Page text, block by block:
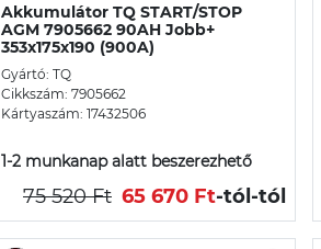
Akkumulátor TQ START/STOP
AGM 7905662 90AH Jobb+
353x175x190 (900A)
Gyártó: TQ
Cikkszám: 7905662
Kártyaszám: 17432506
1-2 munkanap alatt beszerezhető
75 520 Ft 65 670 Ft-tól-tól